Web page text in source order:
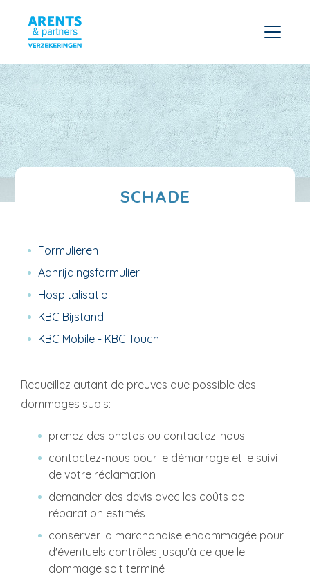
SCHADE
Formulieren
Aanrijdingsformulier
Hospitalisatie
KBC Bijstand
KBC Mobile - KBC Touch
Recueillez autant de preuves que possible des
dommages subis:
prenez des photos ou contactez-nous
contactez-nous pour le démarrage et le suivi
de votre réclamation
demander des devis avec les coûts de
réparation estimés
conserver la marchandise endommagée pour
d'éventuels contrôles jusqu'à ce que le
dommage soit terminé